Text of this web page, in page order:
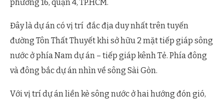
phường 16, quận 4, TP.HCM.
Đây là dự án có vị trí đắc địa duy nhất trên tuyến
đường Tôn Thất Thuyết khi sở hữu 2 mặt tiếp giáp sông
nước ở phía Nam dự án – tiếp giáp kênh Tẻ. Phía đông
và đông bắc dự án nhìn về sông Sài Gòn.
Với vị trí dự án liền kè sông nước ở hai hướng đón gió,